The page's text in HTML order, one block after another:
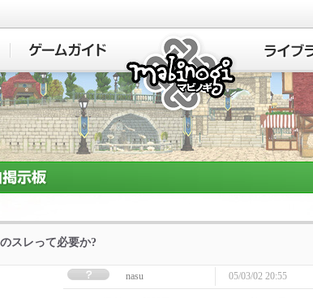
マビ
スレって必要か?
nasu 05/03/02 20:55